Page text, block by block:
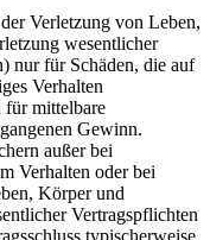
Verletzung von Leben,
wesentlicher
nur für Schäden, die auf
Verhalten
für mittelbare
Gewinn.
außer bei
Verhalten oder bei
Körper und
Vertragspflichten
typischerweise